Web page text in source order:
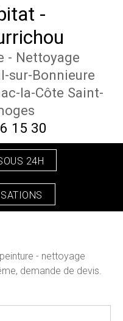
-
- Nettoyage
sur-Bonnieure
la-Côte Saint-
15 30
24H
- nettoyage
demande de devis.